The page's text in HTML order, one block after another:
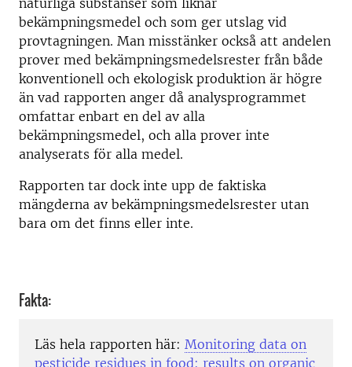
naturliga substanser som liknar
bekämpningsmedel och som ger utslag vid
provtagningen. Man misstänker också att andelen
prover med bekämpningsmedelsrester från både
konventionell och ekologisk produktion är högre
än vad rapporten anger då analysprogrammet
omfattar enbart en del av alla
bekämpningsmedel, och alla prover inte
analyserats för alla medel.
Rapporten tar dock inte upp de faktiska
mängderna av bekämpningsmedelsrester utan
bara om det finns eller inte.
Fakta:
Läs hela rapporten här: Monitoring data on
pesticide residues in food: results on organic